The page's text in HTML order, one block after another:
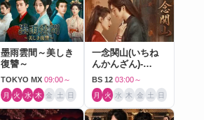
墨雨雲間～美しき
復讐～
TOKYO MX 09:00～
月 火 水 木 金 土 日
一念関山(いちね
んかんざん)-
Journey to Love-
BS 12 03:00～
月 火 水 木 金 土 日